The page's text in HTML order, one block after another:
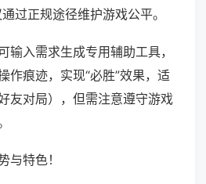
过正规途径维护游戏公平。
输入需求生成专用辅助工具，
作痕迹，实现“必胜”效果，适
友对局），但需注意遵守游戏
与特色！